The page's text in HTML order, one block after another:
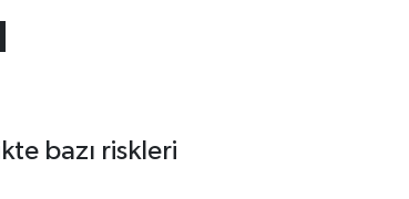
bazı riskleri